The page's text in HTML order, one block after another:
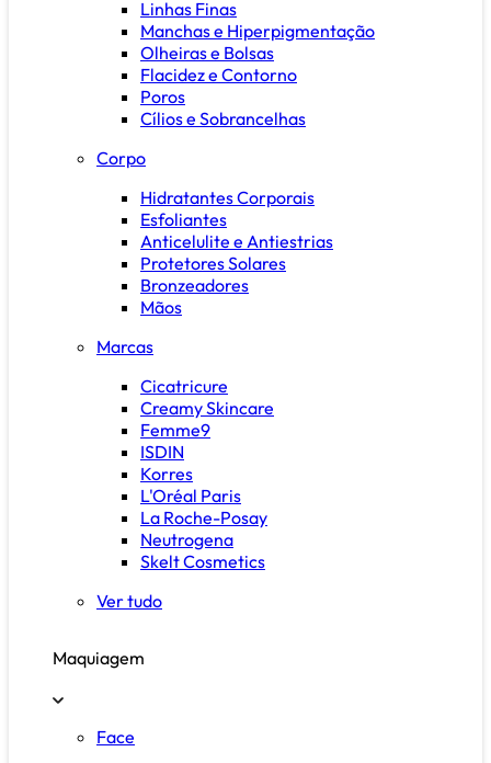
Linhas Finas
Manchas e Hiperpigmentação
Olheiras e Bolsas
Flacidez e Contorno
Poros
Cílios e Sobrancelhas
Corpo
Hidratantes Corporais
Esfoliantes
Anticelulite e Antiestrias
Protetores Solares
Bronzeadores
Mãos
Marcas
Cicatricure
Creamy Skincare
Femme9
ISDIN
Korres
L'Oréal Paris
La Roche-Posay
Neutrogena
Skelt Cosmetics
Ver tudo
Maquiagem
Face